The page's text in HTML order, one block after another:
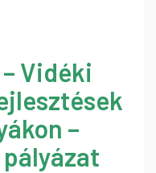
Vidéki
–